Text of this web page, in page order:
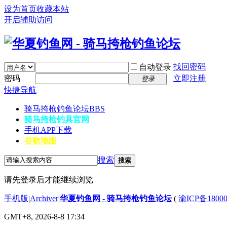
设为首页收藏本站
开启辅助访问
自动登录 找回密码
密码
登录
立即注册
快捷导航
骑马挎枪钓鱼论坛BBS
骑马挎枪钓具官网
手机APP下载
谷歌地图
搜索 搜索
请先登录后才能继续浏览
手机版|Archiver|华夏钓鱼网 - 骑马挎枪钓鱼论坛( 渝ICP备
GMT+8, 2026-8-8 17:34